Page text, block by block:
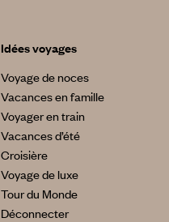
Idées voyages
Voyage de noces
Vacances en famille
Voyager en train
Vacances d’été
Croisière
Voyage de luxe
Tour du Monde
Déconnecter